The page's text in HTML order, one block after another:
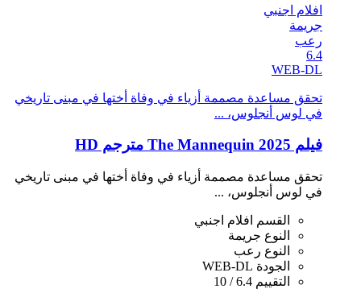
افلام اجنبي
جريمة
رعب
6.4
WEB-DL
تحقق مساعدة مصممة أزياء في وفاة أختها في مبنى تاريخي
في لوس أنجلوس، ...
فيلم The Mannequin 2025 مترجم HD
تحقق مساعدة مصممة أزياء في وفاة أختها في مبنى تاريخي
في لوس أنجلوس، ...
القسم
افلام اجنبي
النوع جريمة
النوع رعب
الجودة WEB-DL
التقييم 6.4 / 10